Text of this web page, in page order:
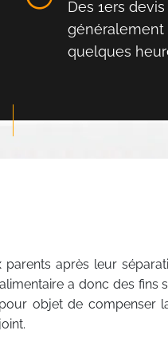
Des 1ers devis
généralement
quelques
parents après leur
a donc des fins
objet de compenser